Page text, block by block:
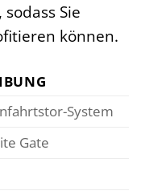
Sie
können.
System
Gate